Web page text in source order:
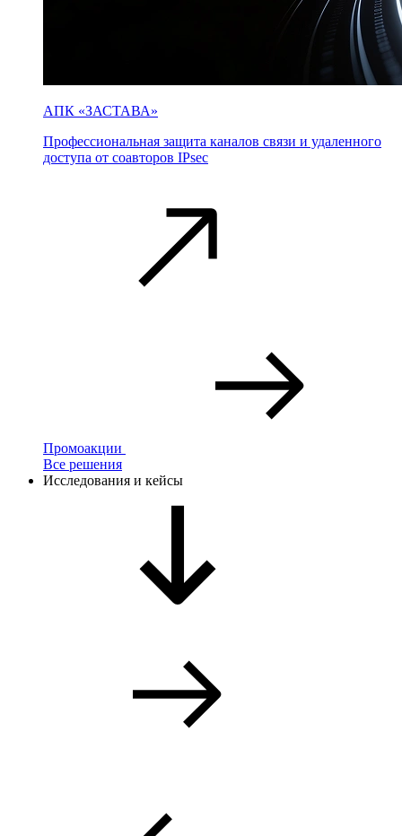
АПК «ЗАСТАВА»
Профессиональная защита каналов связи и удаленного
доступа от соавторов IPsec
Промоакции
Все решения
Исследования и кейсы